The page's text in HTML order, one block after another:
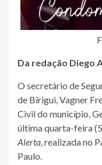
Da redação Diego
O secretário de
de Birigui, Vagner
Civil do município,
última quarta-feira
Alerta, realizada no
Paulo.